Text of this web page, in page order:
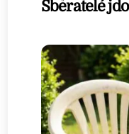
Sběratelé